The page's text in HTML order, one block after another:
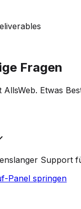
Fragen
Etwas
Support
Panel springen